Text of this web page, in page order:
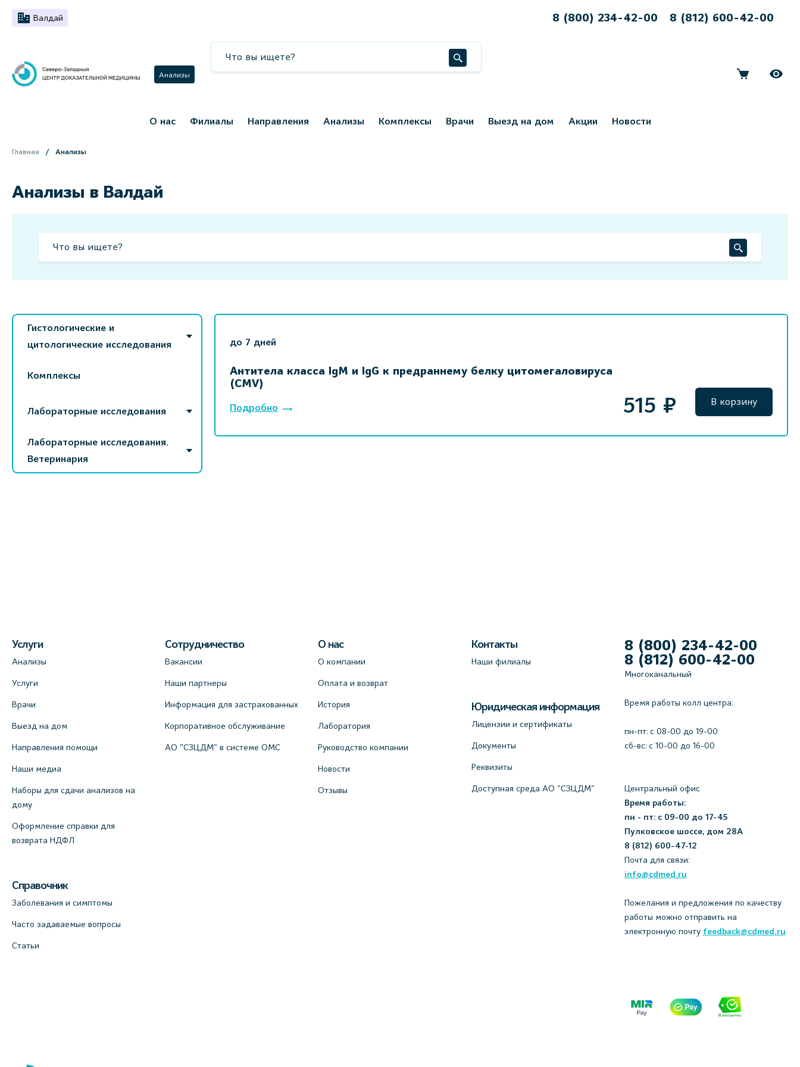
Валдай 8 (800) 234-42-00 8 (812) 600-42-00
Анализы
О нас Филиалы Направления Анализы Комплексы Врачи Выезд на дом Акции Новости
Главная Анализы
Анализы в Валдай
Гистологические и
цитологические исследования
Комплексы
Лабораторные исследования
Лабораторные исследования.
Ветеринария
до 7 дней
Антитела класса IgM и IgG к предраннему белку цитомегаловируса
(CMV)
Подробно 515 ₽ В корзину
Услуги
Анализы
Услуги
Врачи
Выезд на дом
Направления помощи
Наши медиа
Наборы для сдачи анализов на
дому
Оформление справки для
возврата НДФЛ
Справочник
Заболевания и симптомы
Часто задаваемые вопросы
Статьи
Сотрудничество
Вакансии
Наши партнеры
Информация для застрахованных
Корпоративное обслуживание
АО "СЗЦДМ" в системе ОМС
О нас
О компании
Оплата и возврат
История
Лаборатория
Руководство компании
Новости
Отзывы
Контакты
Наши филиалы
Юридическая информация
Лицензии и сертификаты
Документы
Реквизиты
Доступная среда АО "СЗЦДМ"
8 (800) 234-42-00
8 (812) 600-42-00
Многоканальный
Время работы колл центра:
пн-пт: c 08-00 до 19-00
сб-вс: с 10-00 до 16-00
Центральный офис
Время работы:
пн - пт: с 09-00 до 17-45
Пулковское шоссе, дом 28А
8 (812) 600-47-12
Почта для связи:
info@cdmed.ru
Пожелания и предложения по качеству
работы можно отправить на
электронную почту feedback@cdmed.ru